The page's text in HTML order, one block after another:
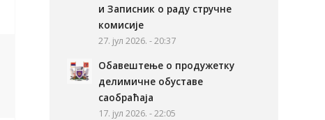
и Записник о раду стручне
комисије
27. јул 2026. - 20:37
Обавештење о продужетку
делимичне обуставе
саобраћаја
17. јул 2026. - 22:05